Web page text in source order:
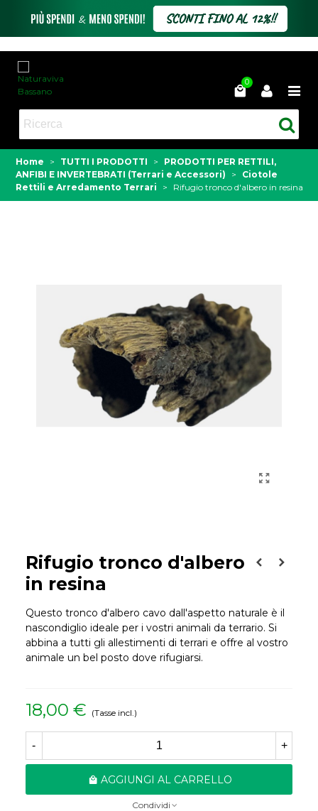
0
Home > TUTTI I PRODOTTI >
PRODOTTI PER RETTILI,
ANFIBI E INVERTEBRATI (Terrari e Accessori)
>
Ciotole
Rettili e Arredamento Terrari
> Rifugio tronco d'albero in resina
Rifugio tronco d'albero
in resina
Questo tronco d'albero cavo dall'aspetto naturale è il
nascondiglio ideale per i vostri animali da terrario. Si
abbina a tutti gli allestimenti di terrari e offre al vostro
animale un bel posto dove rifugiarsi.
18,00 € (Tasse incl.)
- +
AGGIUNGI AL CARRELLO
Condividi